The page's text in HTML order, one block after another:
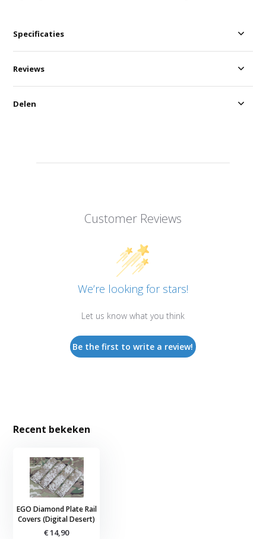
Specificaties
Customer Reviews
We’re looking for stars!
Let us know what you think
Be the first to write a review!
Reviews
Delen
Recent bekeken
EGO Diamond Plate Rail
Covers (Digital Desert)
€ 14,90